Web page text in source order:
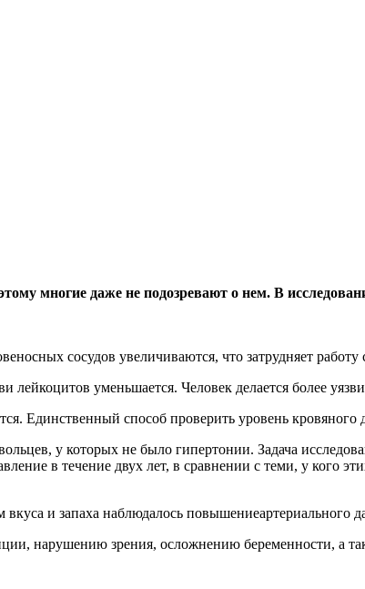
многие даже не подозревают о нем. В
сосудов увеличиваются, что затрудняет
уменьшается. Человек делается более
Единственный способ проверить уровень кровяного
у которых не было гипертонии. Задача
в течение двух лет, в сравнении с теми, у кого
и запаха наблюдалось повышениеартериального
нарушению зрения, осложнению беременности, а